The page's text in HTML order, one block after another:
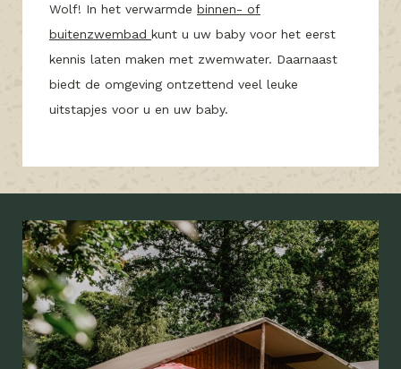
Wolf! In het verwarmde binnen- of
buitenzwembad kunt u uw baby voor het eerst
kennis laten maken met zwemwater. Daarnaast
biedt de omgeving ontzettend veel leuke
uitstapjes voor u en uw baby.